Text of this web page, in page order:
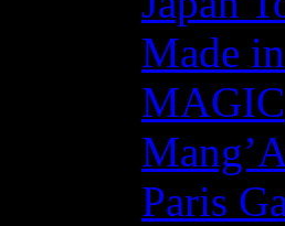
Made
MAGIC
Paris